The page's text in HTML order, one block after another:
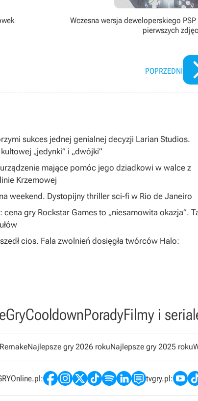
Wczesna wersja deweloperskiego PSP
pierwszych
POPRZEDNI
sukces jednej genialnej decyzji Larian Studios.
„jedynki” i „dwójki”
mające pomóc jego dziadkowi w walce z
Krzemowej
weekend. Dystopijny thriller sci-fi w Rio de Janeiro
gry Rockstar Games to „niesamowita okazja”.
cios. Fala zwolnień dosięgła twórców Halo:
GryCooldownPoradyFilmy i
Najlepsze gry 2026 rokuNajlepsze gry 2025 roku
tvgry.pl: